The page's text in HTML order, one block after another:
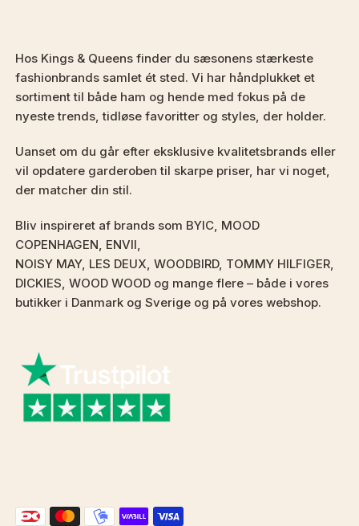
Hos Kings & Queens finder du sæsonens stærkeste
fashionbrands samlet ét sted. Vi har håndplukket et
sortiment til både ham og hende med fokus på de
nyeste trends, tidløse favoritter og styles, der holder.
Uanset om du går efter eksklusive kvalitetsbrands eller
vil opdatere garderoben til skarpe priser, har vi noget,
der matcher din stil.
Bliv inspireret af brands som BYIC, MOOD
COPENHAGEN, ENVII,
NOISY MAY, LES DEUX, WOODBIRD, TOMMY HILFIGER,
DICKIES, WOOD WOOD og mange flere – både i vores
butikker i Danmark og Sverige og på vores webshop.